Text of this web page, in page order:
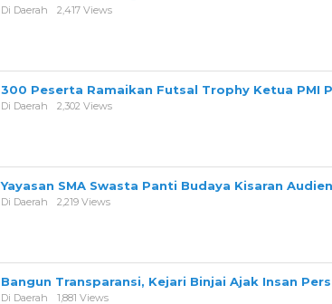
Di Daerah 2,417 Views
300 Peserta Ramaikan Futsal Trophy Ketua PMI
Di Daerah 2,302 Views
Yayasan SMA Swasta Panti Budaya Kisaran
Di Daerah 2,219 Views
Bangun Transparansi, Kejari Binjai Ajak Insan
Di Daerah 1,881 Views